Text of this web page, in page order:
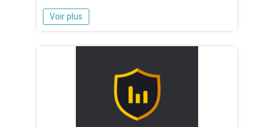
Voir plus